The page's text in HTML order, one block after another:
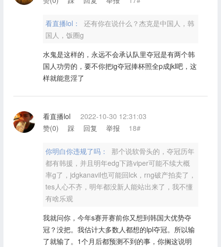
看直播lol：
还有你在说什么？杰克是中国人，韩
国人，饭圈g
水鬼是这样的，永远不会承认队里夺冠是有两个韩
国人功劳的，要不你把ig夺冠捧杯照全p成jkl吧，这
样就能意淫了
看直播lol
2022-10-30 12:31:03
赞(0) 踩 回复 举报 18#
你明白你违规了吗：
那个说软骨头的，夺冠历年
都有韩援，并且明年edg下路viper可能不续大概
率g了，jdgkanavil也可能回lck，rng破产拍卖了，
tes人心不齐，明年都没新人能站出来了，我不懂
有啥乐观
我就问你，今年s赛开赛前你又想到韩国大优势夺
冠？没把。我估计大多数人都想的lpl夺冠。所以输
了就输了。1个月后都预测不到的事，你搁这说明